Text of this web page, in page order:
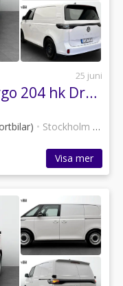
25 juni
Volkswagen ID. Buzz Cargo 204 hk Drag/Backkamera
• Stockholm •12
Visa mer